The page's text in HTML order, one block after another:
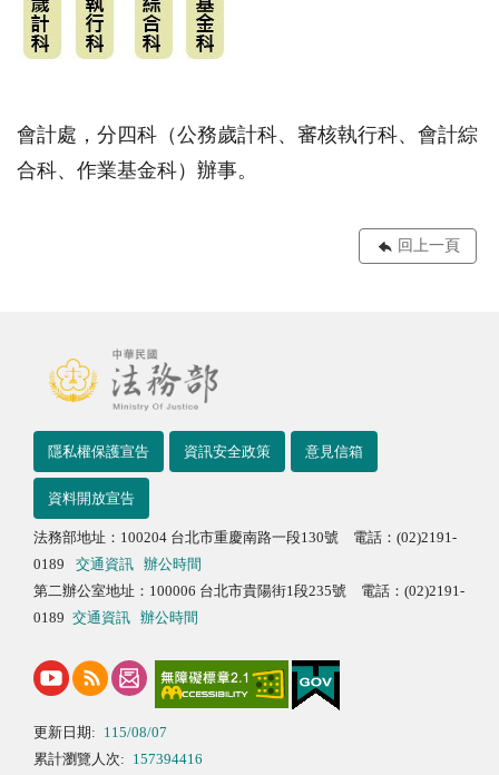
會計處，分四科（公務歲計科、審核執行科、會計綜
合科、作業基金科）辦事。
回上一頁
隱私權保護宣告 資訊安全政策 意見信箱
資料開放宣告
法務部地址：100204 台北市重慶南路一段130號 電話：(02)2191-
0189
交通資訊
辦公時間
第二辦公室地址：100006 台北市貴陽街1段235號 電話：(02)2191-
0189 交通資訊 辦公時間
更新日期: 115/08/07
累計瀏覽人次: 157394416